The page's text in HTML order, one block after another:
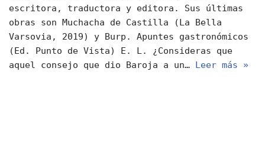
escritora, traductora y editora. Sus últimas
obras son Muchacha de Castilla (La Bella
Varsovia, 2019) y Burp. Apuntes gastronómicos
(Ed. Punto de Vista) E. L. ¿Consideras que
aquel consejo que dio Baroja a un… Leer más »